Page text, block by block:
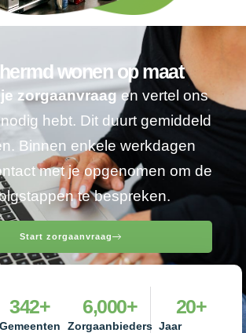
wonen op maat
zorgaanvraagen vertel ons
hebt. Dit duurt gemiddeld
Binnen enkele werkdagen
met je opgenomen om de
te bespreken.
Start zorgaanvraag
Gemeenten
342+
Zorgaanbieders
6,000+
Jaar
20+